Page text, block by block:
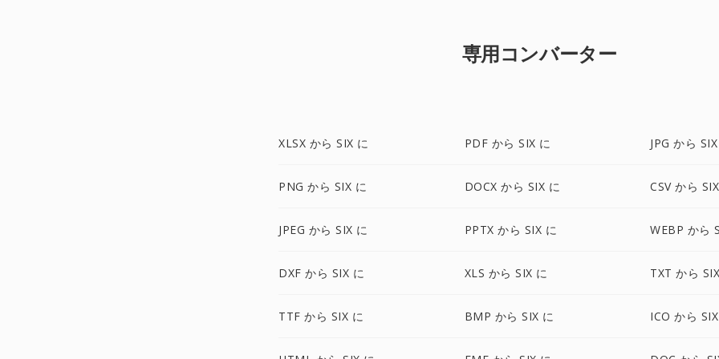
専用コンバーター
XLSX から SIX に PDF から SIX に JPG から
PNG から SIX に DOCX から SIX に CSV から
JPEG から SIX に PPTX から SIX に WEBP から
DXF から SIX に XLS から SIX に TXT から
TTF から SIX に BMP から SIX に ICO から